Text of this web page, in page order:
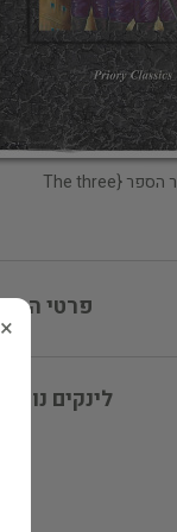
שער הספר {The three
פרטי
לינקים נוספים
×